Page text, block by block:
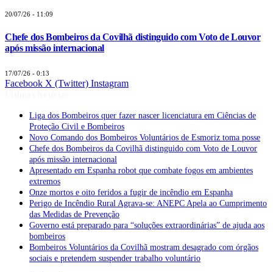
20/07/26 - 11:09
Chefe dos Bombeiros da Covilhã distinguido com Voto de Louvor
após missão internacional
17/07/26 - 0:13
Facebook X (Twitter) Instagram
Liga dos Bombeiros quer fazer nascer licenciatura em Ciências de
Proteção Civil e Bombeiros
Novo Comando dos Bombeiros Voluntários de Esmoriz toma posse
Chefe dos Bombeiros da Covilhã distinguido com Voto de Louvor
após missão internacional
Apresentado em Espanha robot que combate fogos em ambientes
extremos
Onze mortos e oito feridos a fugir de incêndio em Espanha
Perigo de Incêndio Rural Agrava-se: ANEPC Apela ao Cumprimento
das Medidas de Prevenção
Governo está preparado para “soluções extraordinárias” de ajuda aos
bombeiros
Bombeiros Voluntários da Covilhã mostram desagrado com órgãos
sociais e pretendem suspender trabalho voluntário